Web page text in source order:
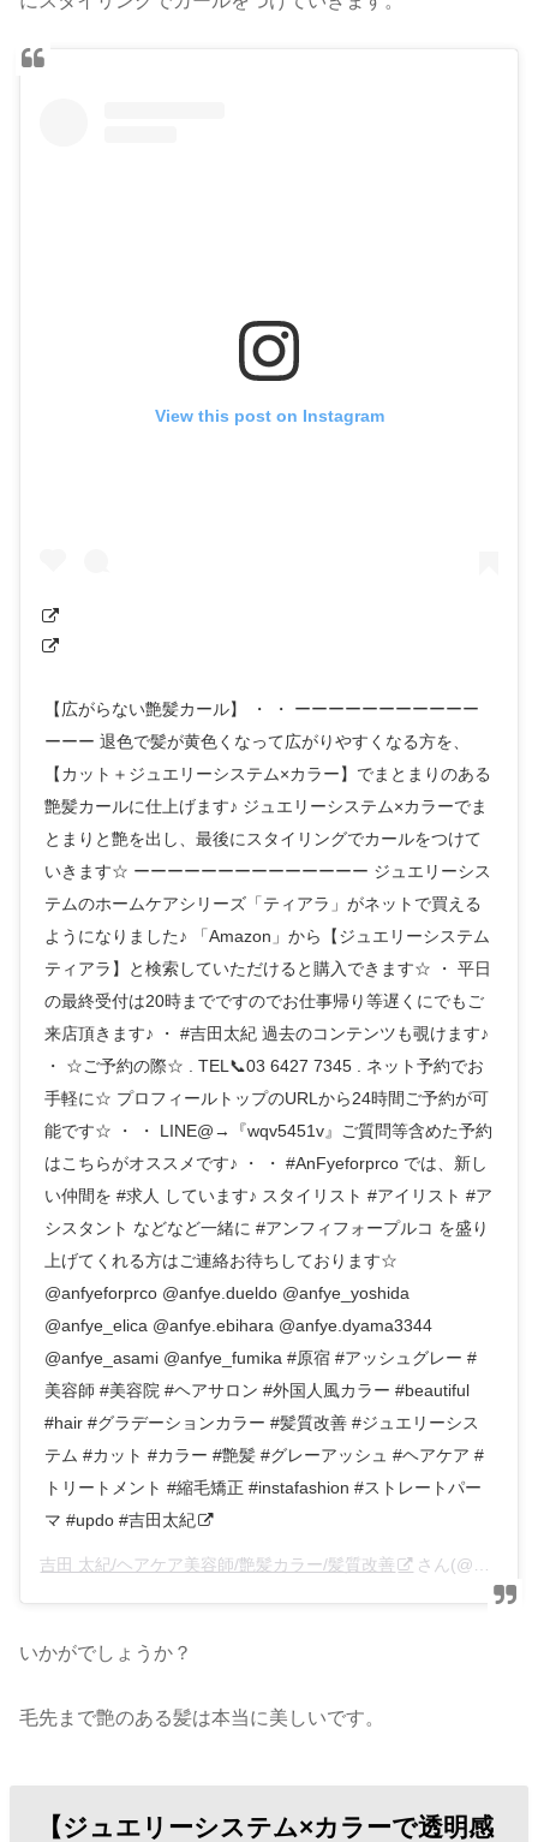
View this post on Instagram
【広がらない艶髪カール】 ・ ・ ーーーーーーーーーーー
ーーー 退色で髪が黄色くなって広がりやすくなる方を、
【カット＋ジュエリーシステム×カラー】でまとまりのある
艶髪カールに仕上げます♪ ジュエリーシステム×カラーでま
とまりと艶を出し、最後にスタイリングでカールをつけて
いきます☆ ーーーーーーーーーーーーーー ジュエリーシス
テムのホームケアシリーズ「ティアラ」がネットで買える
ようになりました♪ 「Amazon」から【ジュエリーシステム
ティアラ】と検索していただけると購入できます☆ ・ 平日
の最終受付は20時までですのでお仕事帰り等遅くにでもご
来店頂きます♪ ・ #吉田太紀 過去のコンテンツも覗けます♪
・ ☆ご予約の際☆ . TEL📞03 6427 7345 . ネット予約でお
手軽に☆ プロフィールトップのURLから24時間ご予約が可
能です☆ ・ ・ LINE@→『wqv5451v』ご質問等含めた予約
はこちらがオススメです♪ ・ ・ #AnFyeforprco では、新し
い仲間を #求人 しています♪ スタイリスト #アイリスト #ア
シスタント などなど一緒に #アンフィフォープルコ を盛り
上げてくれる方はご連絡お待ちしております☆
@anfyeforprco @anfye.dueldo @anfye_yoshida
@anfye_elica @anfye.ebihara @anfye.dyama3344
@anfye_asami @anfye_fumika #原宿 #アッシュグレー #
美容師 #美容院 #ヘアサロン #外国人風カラー #beautiful
#hair #グラデーションカラー #髪質改善 #ジュエリーシス
テム #カット #カラー #艶髪 #グレーアッシュ #ヘアケア #
トリートメント #縮毛矯正 #instafashion #ストレートパー
マ #updo #吉田太紀
吉田 太紀/ヘアケア美容師/艶髪カラー/髪質改善 さん(@anfye_yoshida)がシェアした投稿 –
いかがでしょうか？
毛先まで艶のある髪は本当に美しいです。
【ジュエリーシステム×カラーで透明感